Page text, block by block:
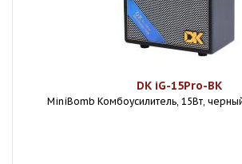
DK iG-15Pro-BK
MiniBomb Комбоусилитель, 15Вт,